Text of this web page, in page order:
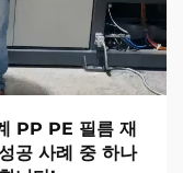
PP PE 필름 재
공 사례 중 하나